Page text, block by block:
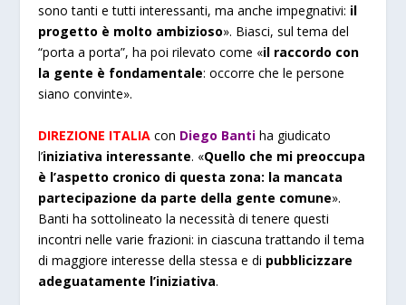
sono tanti e tutti interessanti, ma anche impegnativi: il
progetto è molto ambizioso». Biasci, sul tema del
“porta a porta”, ha poi rilevato come «il raccordo con
la gente è fondamentale: occorre che le persone
siano convinte».
DIREZIONE ITALIAcon Diego Bantiha giudicato
l’iniziativa interessante. «Quello che mi preoccupa
è l’aspetto cronico di questa zona: la mancata
partecipazione da parte della gente comune».
Banti ha sottolineato la necessità di tenere questi
incontri nelle varie frazioni: in ciascuna trattando il tema
di maggiore interesse della stessa e di pubblicizzare
adeguatamente l’iniziativa.